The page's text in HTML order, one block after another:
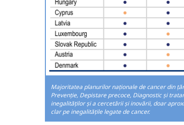
Majoritatea planurilor naționale de cancer din
Prevenție, Depistare precoce, Diagnostic și
inegalităților și a cercetării și inovării, doar
clar pe inegalitățile legate de cancer.